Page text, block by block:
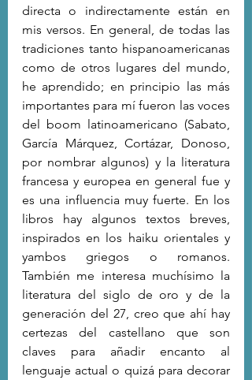
directa o indirectamente están en
mis versos. En general, de todas las
tradiciones tanto hispanoamericanas
como de otros lugares del mundo,
he aprendido; en principio las más
importantes para mí fueron las voces
del boom latinoamericano (Sabato,
García Márquez, Cortázar, Donoso,
por nombrar algunos) y la literatura
francesa y europea en general fue y
es una influencia muy fuerte. En los
libros hay algunos textos breves,
inspirados en los haiku orientales y
yambos griegos o romanos.
También me interesa muchísimo la
literatura del siglo de oro y de la
generación del 27, creo que ahí hay
certezas del castellano que son
claves para añadir encanto al
lenguaje actual o quizá para decorar